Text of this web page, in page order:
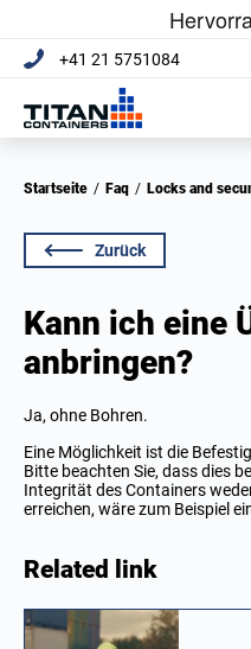
+41 21 5751084
Startseite / Faq / Locks and
Zurück
Kann ich eine
anbringen?
Ja, ohne Bohren.
Eine Möglichkeit ist die
Bitte beachten Sie, dass dies
Integrität des Containers
erreichen, wäre zum Beispiel
Related link